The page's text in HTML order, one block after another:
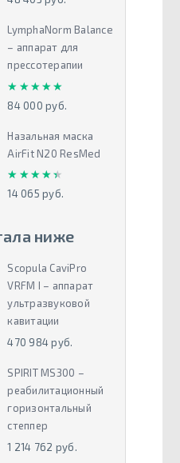
LymphaNorm Balance
– аппарат для
прессотерапии
★★★★★
★★★★★
84 000 руб.
Назальная маска
AirFit N20 ResMed
★★★★★
★★★★★
14 065 руб.
ниже
Scopula CaviPro
VRFM I – аппарат
ультразвуковой
кавитации
470 984 руб.
SPIRIT MS300 –
реабилитационный
горизонтальный
степпер
1 214 762 руб.